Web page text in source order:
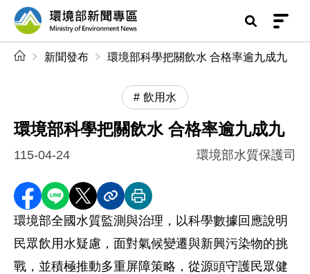
前往中央內容區塊
環境部新聞專區
新聞發布 環境部科學把關飲水 合格率逾九成九
飲用水
環境部科學把關飲水 合格率逾九成九
115-04-24 環境部水質保護司
分享至 Facebook
分享到 LINE
分享到 X分享內容連結
列印本頁
環境部全國水質監測與治理，以科學數據回應說明
民眾飲用水疑慮，面對氣候變遷與新興污染物的挑
戰，並積極推動多重屏障策略，從源頭守護民眾健